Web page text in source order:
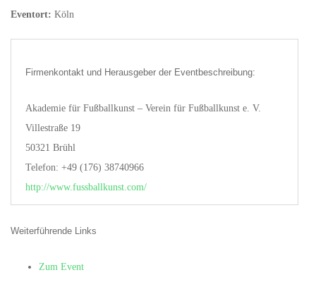
Eventort: Köln
Firmenkontakt und Herausgeber der Eventbeschreibung:
Akademie für Fußballkunst – Verein für Fußballkunst e. V.
Villestraße 19
50321 Brühl
Telefon: +49 (176) 38740966
http://www.fussballkunst.com/
Weiterführende Links
Zum Event